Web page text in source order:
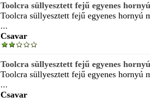
Toolcra süllyesztett fejű egyenes
Toolcra süllyesztett fejű egyenes hornyú
...
Csavar
Toolcra süllyesztett fejű egyenes
Toolcra süllyesztett fejű egyenes hornyú
...
Csavar